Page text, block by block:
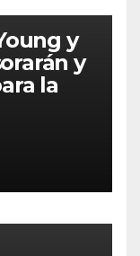
y
y
la